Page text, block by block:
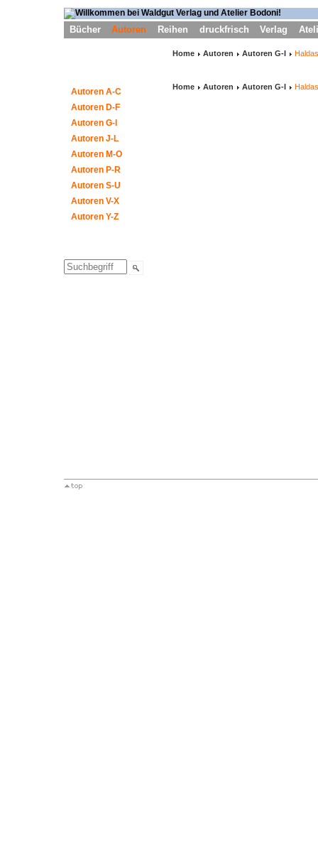
Bücher Autoren Reihen druckfrisch Verlag
Autoren A-C
Autoren D-F
Autoren G-I
Autoren J-L
Autoren M-O
Autoren P-R
Autoren S-U
Autoren V-X
Autoren Y-Z
Home Autoren Autoren G-I Haldas
Home Autoren Autoren G-I Haldas